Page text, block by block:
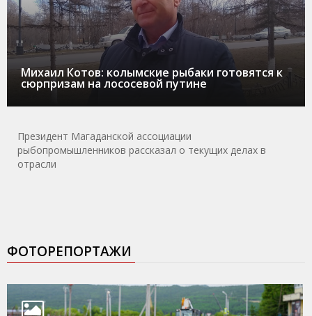
Михаил Котов: колымские рыбаки готовятся к
сюрпризам на лососевой путине
Президент Магаданской ассоциации
рыбопромышленников рассказал о текущих делах в
отрасли
ФОТОРЕПОРТАЖИ